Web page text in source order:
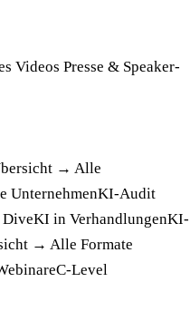
Videos Presse & Speaker-
→ Alle
UnternehmenKI-Audit
KI in VerhandlungenKI-
→ Alle Formate
C-Level